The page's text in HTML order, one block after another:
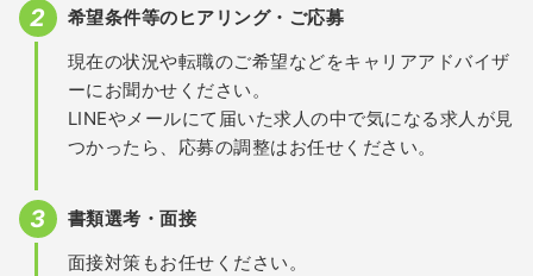
希望条件等のヒアリング・ご応募
現在の状況や転職のご希望などをキャリアアドバイザ
ーにお聞かせください。
LINEやメールにて届いた求人の中で気になる求人が見
つかったら、応募の調整はお任せください。
書類選考・面接
面接対策もお任せください。